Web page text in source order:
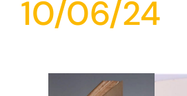
10/06/24